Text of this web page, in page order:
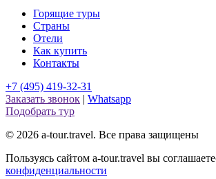
Горящие туры
Страны
Отели
Как купить
Контакты
+7 (495) 419-32-31
Заказать звонок | Whatsapp
Подобрать тур
© 2026 a-tour.travel. Все права защищены
Пользуясь сайтом a-tour.travel вы
конфиденциальности